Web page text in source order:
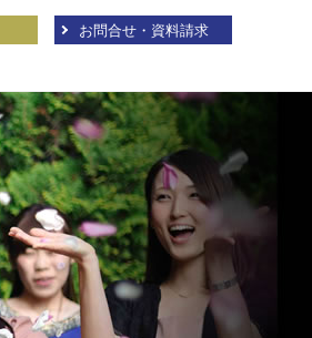
お問合せ・資料請求